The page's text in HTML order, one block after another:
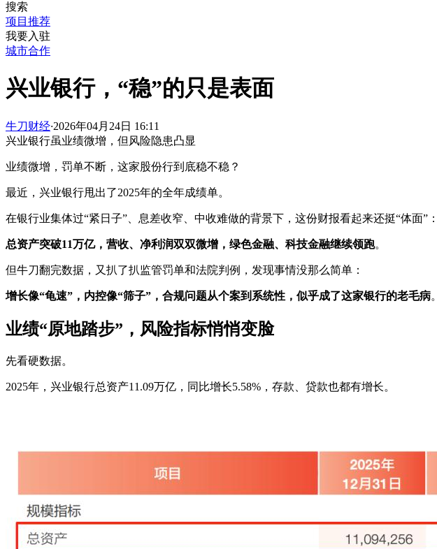
搜索
项目推荐
我要入驻
城市合作
兴业银行，“稳”的只是表面
牛刀财经·2026年04月24日 16:11
兴业银行虽业绩微增，但风险隐患凸显
业绩微增，罚单不断，这家股份行到底稳不稳？
最近，兴业银行甩出了2025年的全年成绩单。
在银行业集体过“紧日子”、息差收窄、中收难做的背景下，这份财报看起来还挺“体面”：
总资产突破11万亿，营收、净利润双双微增，绿色金融、科技金融继续领跑。
但牛刀翻完数据，又扒了扒监管罚单和法院判例，发现事情没那么简单：
增长像“龟速”，内控像“筛子”，合规问题从个案到系统性，似乎成了这家银行的老毛病。
业绩“原地踏步”，风险指标悄悄变脸
先看硬数据。
2025年，兴业银行总资产11.09万亿，同比增长5.58%，存款、贷款也都有增长。